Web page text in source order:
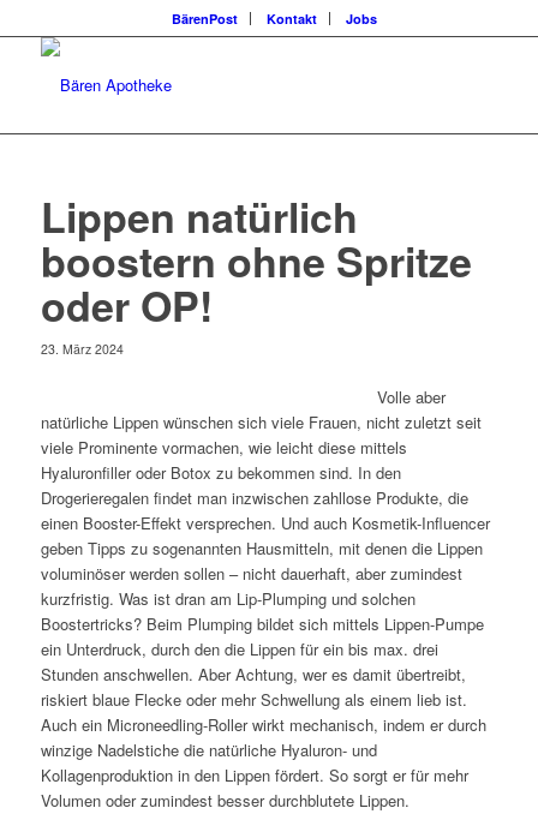
BärenPost Kontakt Jobs
Lippen natürlich
boostern ohne Spritze
oder OP!
23. März 2024
Volle aber
natürliche Lippen wünschen sich viele Frauen, nicht zuletzt seit
viele Prominente vormachen, wie leicht diese mittels
Hyaluronfiller oder Botox zu bekommen sind. In den
Drogerieregalen findet man inzwischen zahllose Produkte, die
einen Booster-Effekt versprechen. Und auch Kosmetik-Influencer
geben Tipps zu sogenannten Hausmitteln, mit denen die Lippen
voluminöser werden sollen – nicht dauerhaft, aber zumindest
kurzfristig. Was ist dran am Lip-Plumping und solchen
Boostertricks? Beim Plumping bildet sich mittels Lippen-Pumpe
ein Unterdruck, durch den die Lippen für ein bis max. drei
Stunden anschwellen. Aber Achtung, wer es damit übertreibt,
riskiert blaue Flecke oder mehr Schwellung als einem lieb ist.
Auch ein Microneedling-Roller wirkt mechanisch, indem er durch
winzige Nadelstiche die natürliche Hyaluron- und
Kollagenproduktion in den Lippen fördert. So sorgt er für mehr
Volumen oder zumindest besser durchblutete Lippen.